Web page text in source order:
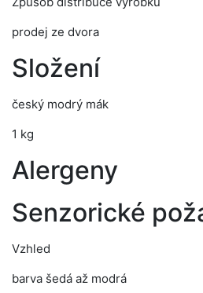
prodej ze dvora
Složení
český modrý mák
1 kg
Alergeny
Senzorické
Vzhled
barva šedá až modrá